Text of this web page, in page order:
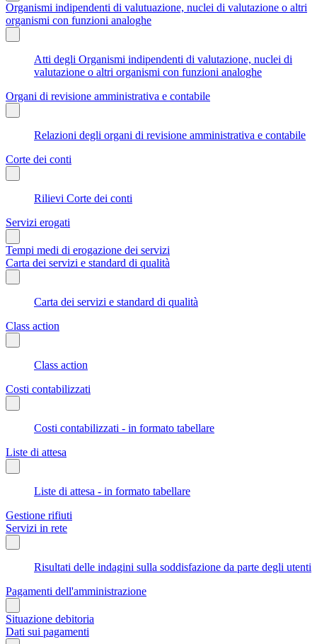
Organismi indipendenti di valutuazione, nuclei di valutazione o altri
organismi con funzioni analoghe
Atti degli Organismi indipendenti di valutazione, nuclei di
valutazione o altri organismi con funzioni analoghe
Organi di revisione amministrativa e contabile
Relazioni degli organi di revisione amministrativa e contabile
Corte dei conti
Rilievi Corte dei conti
Servizi erogati
Tempi medi di erogazione dei servizi
Carta dei servizi e standard di qualità
Carta dei servizi e standard di qualità
Class action
Class action
Costi contabilizzati
Costi contabilizzati - in formato tabellare
Liste di attesa
Liste di attesa - in formato tabellare
Gestione rifiuti
Servizi in rete
Risultati delle indagini sulla soddisfazione da parte degli utenti
Pagamenti dell'amministrazione
Situazione debitoria
Dati sui pagamenti